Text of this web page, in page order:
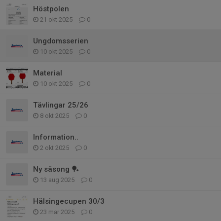
Höstpolen
21 okt 2025 0
Ungdomsserien
10 okt 2025 0
Material
10 okt 2025 0
Tävlingar 25/26
8 okt 2025 0
Information..
2 okt 2025 0
Ny säsong 🏓
13 aug 2025 0
Hälsingecupen 30/3
23 mar 2025 0